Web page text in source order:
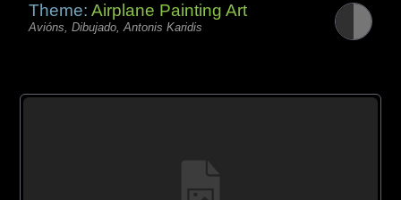
Theme:Airplane Painting Art
Avións, Dibujado, Antonis Karidis